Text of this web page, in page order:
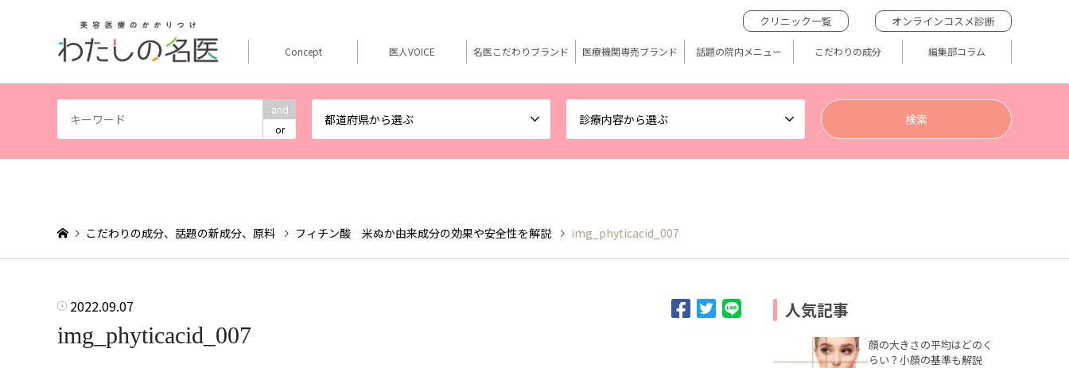
and
or
都道府県から選ぶ 診療内容から選ぶ
クリニック一覧 オンラインコスメ診断
Concept 医人VOICE 名医こだわりブランド 医療機関専売ブランド 話題の院内メニュー こだわりの成分 編集部コラム
こだわりの成分、話題の新成分、原料 フィチン酸 米ぬか由来成分の効果や安全性を解説 img_phyticacid_007
2022.09.07
img_phyticacid_007
人気記事
顔の大きさの平均はどのく
らい？小顔の基準も解説